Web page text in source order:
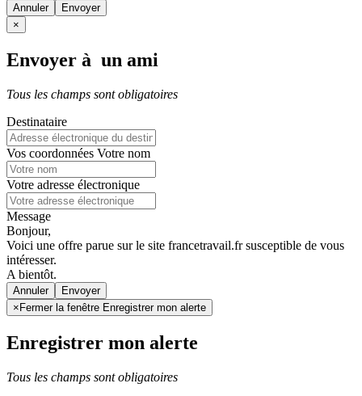
Annuler
×
Envoyer à un ami
Tous les champs sont obligatoires
Destinataire
Vos coordonnées Votre nom
Votre adresse électronique
Message
Bonjour,
Voici une offre parue sur le site francetravail.fr susceptible de vous
intéresser.
A bientôt.
Annuler
× Fermer la fenêtre Enregistrer mon alerte
Enregistrer mon alerte
Tous les champs sont obligatoires